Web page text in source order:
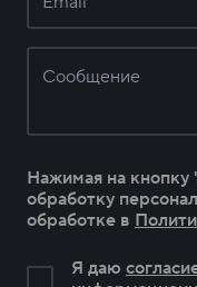
Нажимая на кнопку
обработку
обработке в
Я даю